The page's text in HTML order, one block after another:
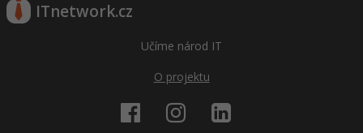
ITnetwork.cz
Učíme národ IT
O projektu